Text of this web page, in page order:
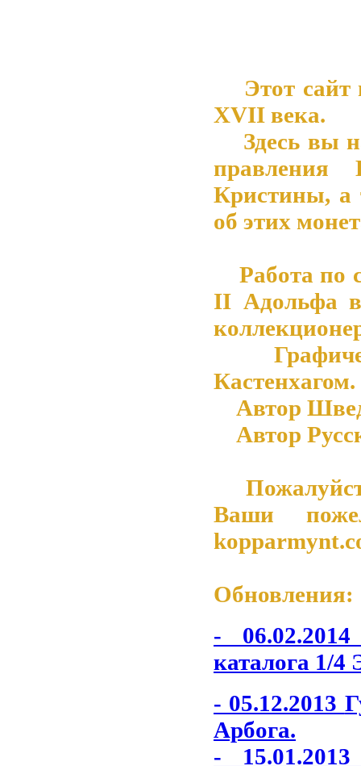
Этот сайт
XVII века.
Здесь вы
Кристины, а
об этих
Работа по
II Адольфа
Кастенхагом.
Автор
Автор
Ваши
Обновления:
-
каталога 1/4
- 05.12.2013
Арбога.
-